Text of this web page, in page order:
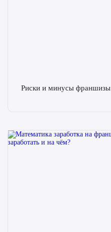
Риски и минусы франшизы